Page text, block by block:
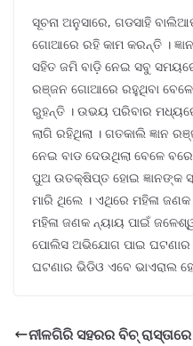
ସୂଚନା ଅନୁସାରେ, ଗଡସାହି
ଗୋଆରେ ରହି କାମ କରନ୍ତି ।
ସହିତ ଜମି ବାଡ଼ି ନେଇ ସବୁ
ରଞ୍ଜନ ଗୋଆରେ ରହୁଥିବା
ରୁହନ୍ତି । ଉଭୟ ପରିବାର
ଲାଗି ରହିଥିଲା । ଗତକାଲି ଜ୍ଞାନ
ନେଇ ବାଡ ଦେଉଥିଲା ବେଳେ
ପୁଅ ଉତକ୍ଷିପ୍ତ ହୋଇ ଜ୍ଞାନଙ୍କ
ମାରି ଥିଲେ । ଏଥିରେ ମହିଳା
ମହିଳା ଜଣକ ନ୍ୟାୟ ପାଇଁ
ପୋଲିସ ଅଭିଯୋଗ ପାଇ
ଘଟଣାର ଭିଡିଓ ଏବେ ଭାଏରାଲ
ନୀଳଗିରି ସହରର ବିଚ୍